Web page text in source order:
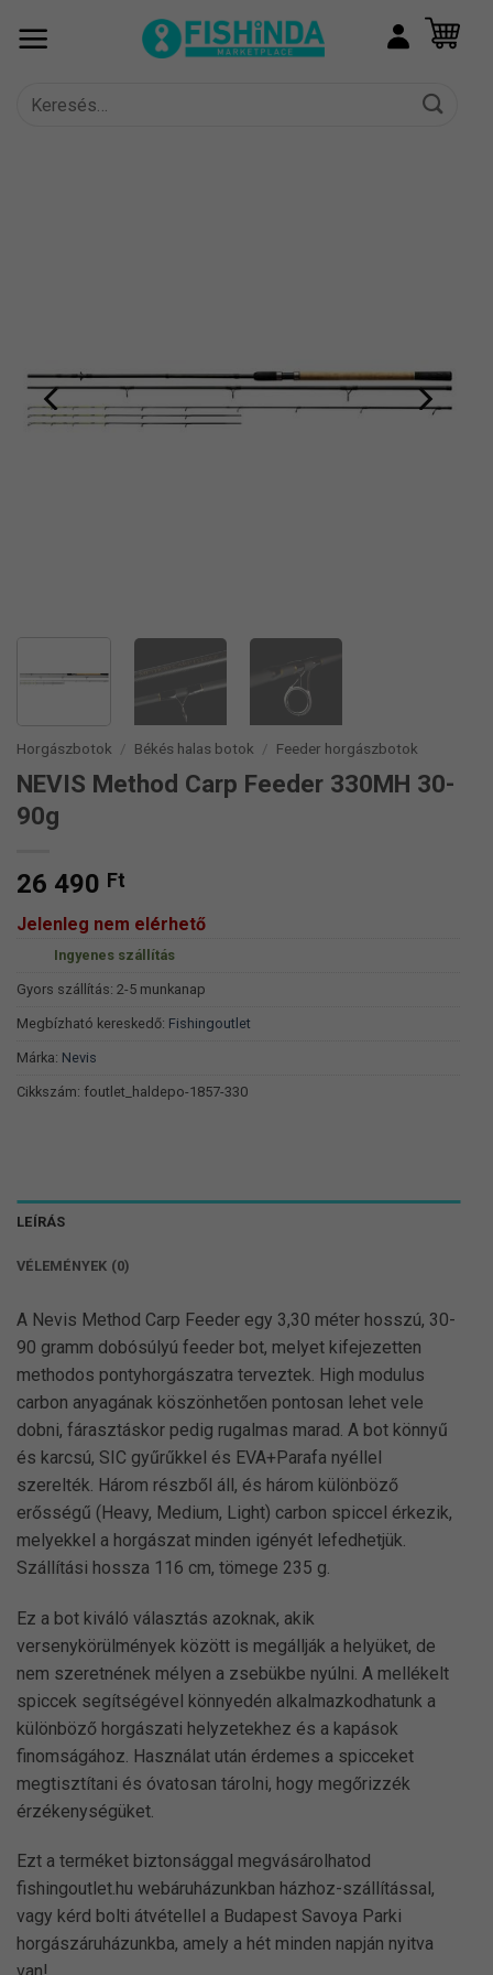
Keresés
Horgászbotok / Békés halas botok / Feeder horgászbotok
NEVIS Method Carp Feeder 330MH 30-
90g
26 490 Ft
Jelenleg nem elérhető
Ingyenes szállítás
Gyors szállítás: 2-5 munkanap
Megbízható kereskedő: Fishingoutlet
Márka: Nevis
Cikkszám: foutlet_haldepo-1857-330
LEÍRÁS
VÉLEMÉNYEK (0)
A Nevis Method Carp Feeder egy 3,30 méter hosszú, 30-
90 gramm dobósúlyú feeder bot, melyet kifejezetten
methodos pontyhorgászatra terveztek. High modulus
carbon anyagának köszönhetően pontosan lehet vele
dobni, fárasztáskor pedig rugalmas marad. A bot könnyű
és karcsú, SIC gyűrűkkel és EVA+Parafa nyéllel
szerelték. Három részből áll, és három különböző
erősségű (Heavy, Medium, Light) carbon spiccel érkezik,
melyekkel a horgászat minden igényét lefedhetjük.
Szállítási hossza 116 cm, tömege 235 g.
Ez a bot kiváló választás azoknak, akik
versenykörülmények között is megállják a helyüket, de
nem szeretnének mélyen a zsebükbe nyúlni. A mellékelt
spiccek segítségével könnyedén alkalmazkodhatunk a
különböző horgászati helyzetekhez és a kapások
finomságához. Használat után érdemes a spicceket
megtisztítani és óvatosan tárolni, hogy megőrizzék
érzékenységüket.
Ezt a terméket biztonsággal megvásárolhatod
fishingoutlet.hu webáruházunkban házhoz-szállítással,
vagy kérd bolti átvétellel a Budapest Savoya Parki
horgászáruházunkba, amely a hét minden napján nyitva